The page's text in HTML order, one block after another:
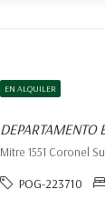
EN ALQUILER
DEPARTAMENTO
POG-223710